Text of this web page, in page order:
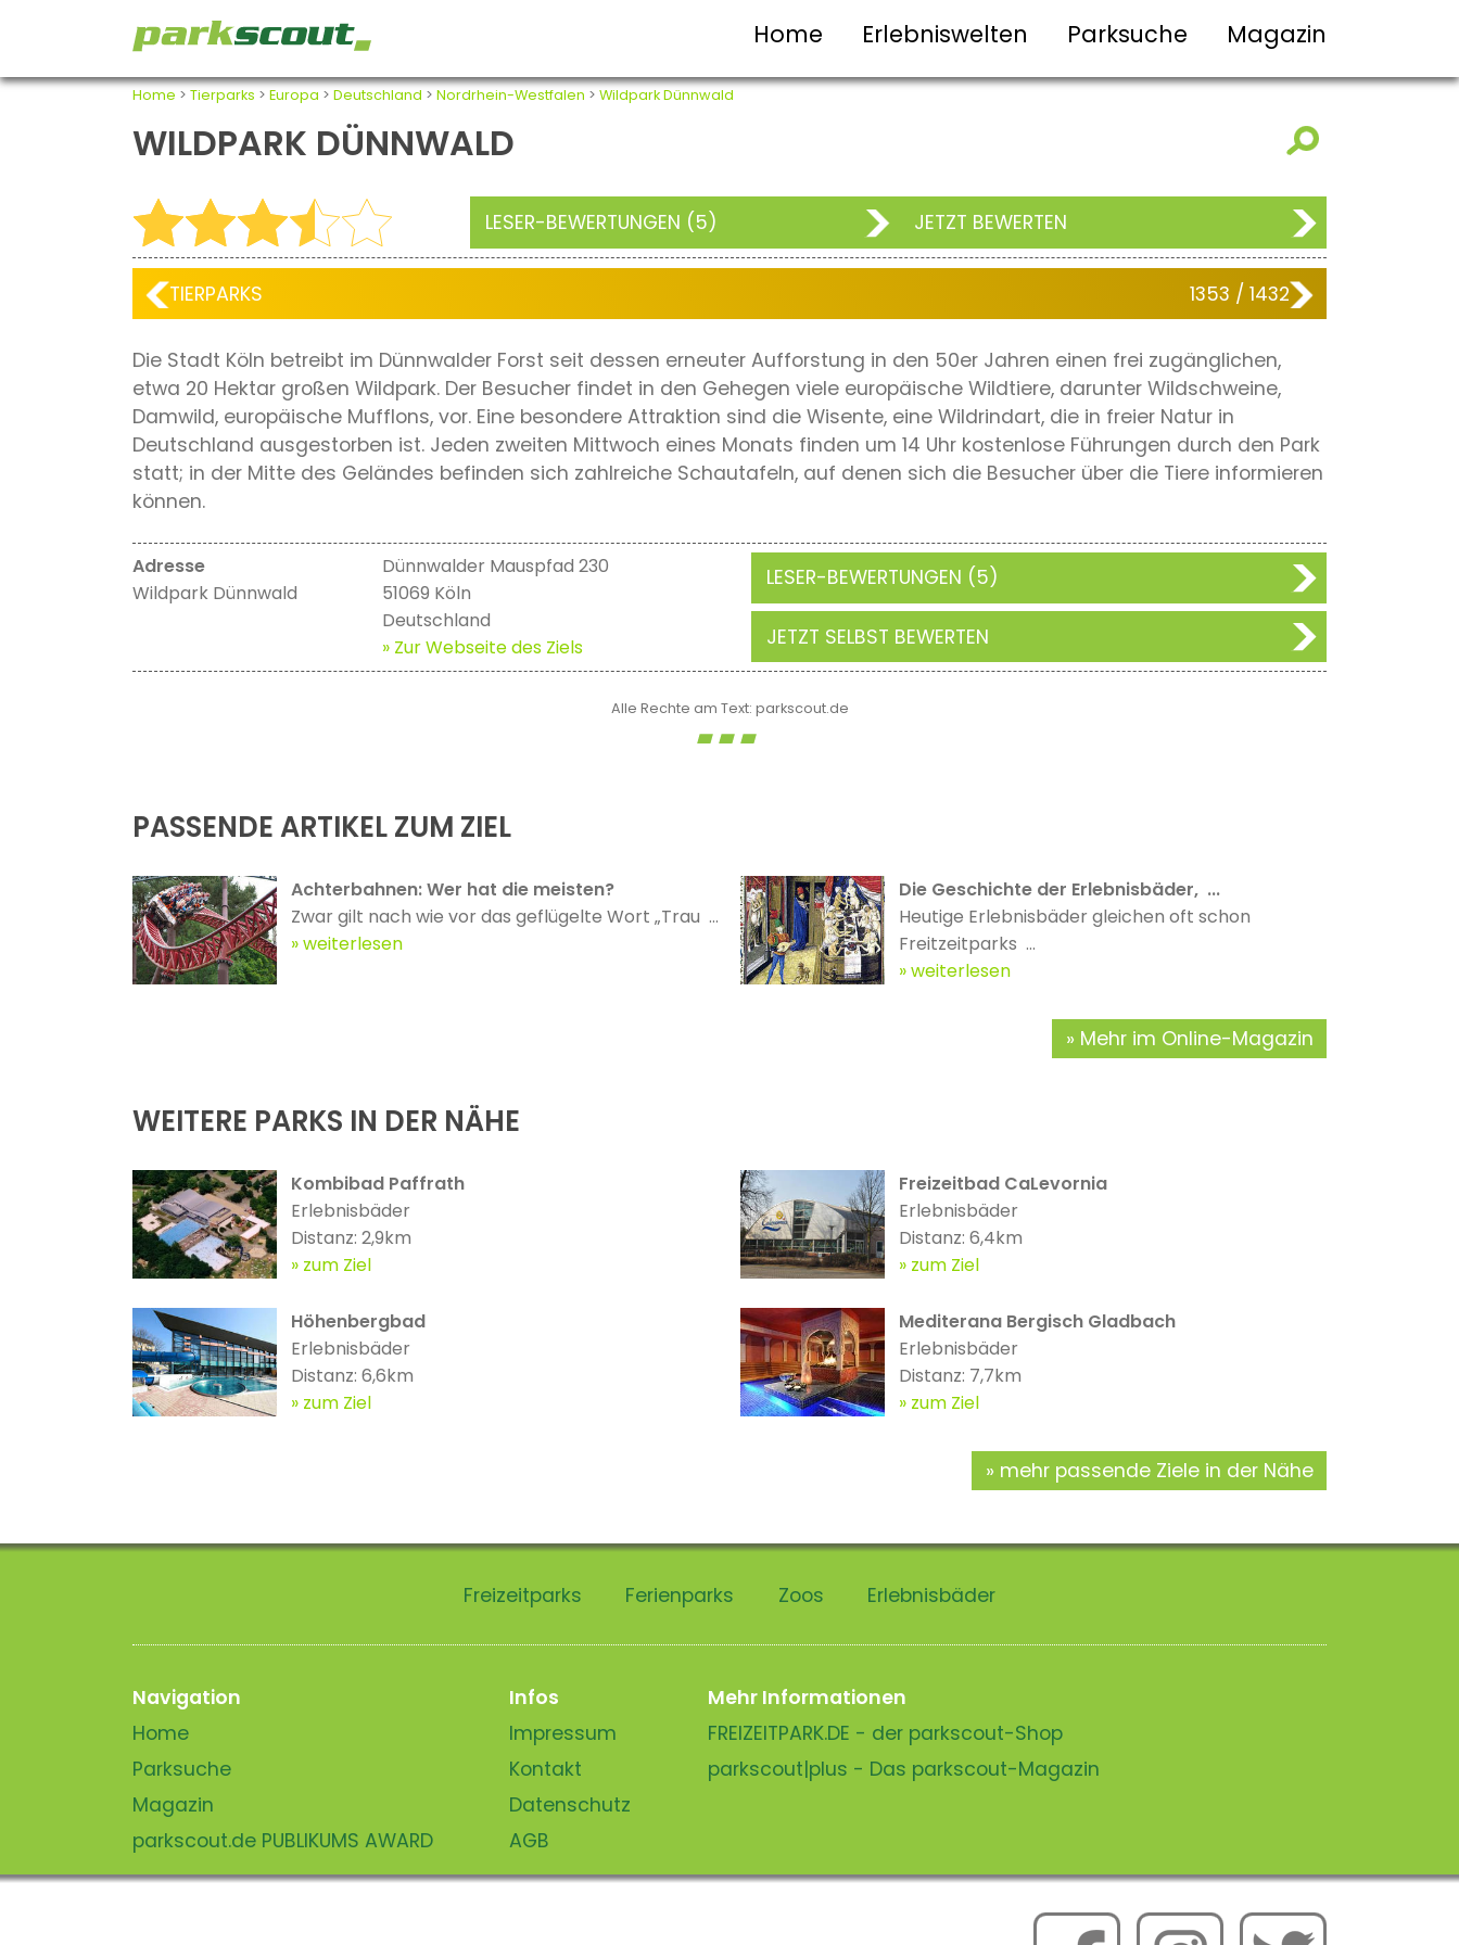
Home Erlebniswelten Parksuche Magazin
Home > Tierparks > Europa > Deutschland > Nordrhein-Westfalen > Wildpark Dünnwald
WILDPARK DÜNNWALD
LESER-BEWERTUNGEN (5) JETZT BEWERTEN
TIERPARKS 1353 / 1432
Die Stadt Köln betreibt im Dünnwalder Forst seit dessen erneuter Aufforstung in den 50er Jahren einen frei zugänglichen,
etwa 20 Hektar großen Wildpark. Der Besucher findet in den Gehegen viele europäische Wildtiere, darunter Wildschweine,
Damwild, europäische Mufflons, vor. Eine besondere Attraktion sind die Wisente, eine Wildrindart, die in freier Natur in
Deutschland ausgestorben ist. Jeden zweiten Mittwoch eines Monats finden um 14 Uhr kostenlose Führungen durch den Park
statt; in der Mitte des Geländes befinden sich zahlreiche Schautafeln, auf denen sich die Besucher über die Tiere informieren
können.
Adresse
Wildpark Dünnwald
Dünnwalder Mauspfad 230
51069 Köln
Deutschland
» Zur Webseite des Ziels
LESER-BEWERTUNGEN (5)
JETZT SELBST BEWERTEN
Alle Rechte am Text: parkscout.de
PASSENDE ARTIKEL ZUM ZIEL
Achterbahnen: Wer hat die meisten?
Zwar gilt nach wie vor das geflügelte Wort „Trau ...
weiterlesen
Die Geschichte der Erlebnisbäder, ...
Heutige Erlebnisbäder gleichen oft schon
Freitzeitparks ...
weiterlesen
Mehr im Online-Magazin
WEITERE PARKS IN DER NÄHE
Kombibad Paffrath
Erlebnisbäder
Distanz: 2,9km
zum Ziel
Freizeitbad CaLevornia
Erlebnisbäder
Distanz: 6,4km
zum Ziel
Höhenbergbad
Erlebnisbäder
Distanz: 6,6km
zum Ziel
Mediterana Bergisch Gladbach
Erlebnisbäder
Distanz: 7,7km
zum Ziel
mehr passende Ziele in der Nähe
Freizeitparks Ferienparks Zoos Erlebnisbäder
Navigation
Home
Parksuche
Magazin
parkscout.de PUBLIKUMS AWARD
Infos
Impressum
Kontakt
Datenschutz
AGB
Mehr Informationen
FREIZEITPARK.DE - der parkscout-Shop
parkscout|plus - Das parkscout-Magazin